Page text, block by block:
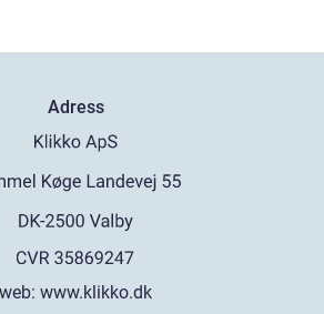
Adress
web: www.klikko.dk